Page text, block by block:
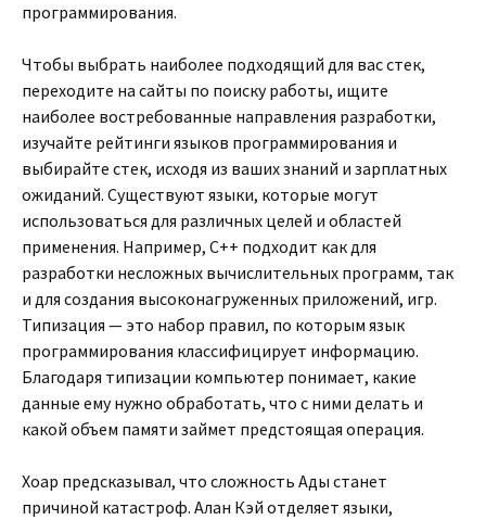
программирования.
Чтобы выбрать наиболее подходящий для вас стек,
переходите на сайты по поиску работы, ищите
наиболее востребованные направления разработки,
изучайте рейтинги языков программирования и
выбирайте стек, исходя из ваших знаний и зарплатных
ожиданий. Существуют языки, которые могут
использоваться для различных целей и областей
применения. Например, C++ подходит как для
разработки несложных вычислительных программ, так
и для создания высоконагруженных приложений, игр.
Типизация — это набор правил, по которым язык
программирования классифицирует информацию.
Благодаря типизации компьютер понимает, какие
данные ему нужно обработать, что с ними делать и
какой объем памяти займет предстоящая операция.
Хоар предсказывал, что сложность Ады станет
причиной катастроф. Алан Кэй отделяет языки,